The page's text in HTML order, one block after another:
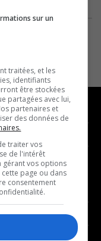
franco
sur un
traitées, et les
identifiants
être stockées
partagées avec lui,
partenaires et
des données de
traiter vos
de l'intérêt
gérant vos options
cette page ou dans
consentement